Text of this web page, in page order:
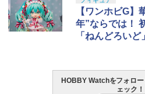
【ワンホビG】
年”ならでは！
「ねんどろいど
HOBBY Watchをフォロ
ェック！